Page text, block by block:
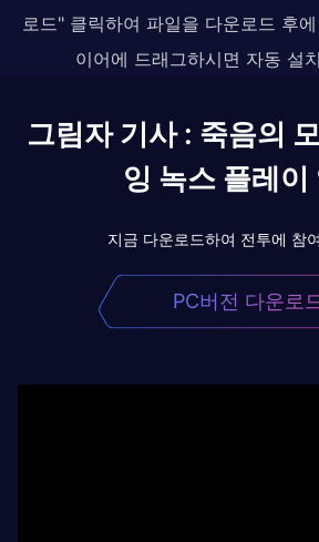
로드" 클릭하여 파일을 다운로드 후
이어에 드래그하시면 자동 설
그림자 기사 : 죽음의
잉 녹스 플레이
지금 다운로드하여 전투에 참
PC버전 다운로